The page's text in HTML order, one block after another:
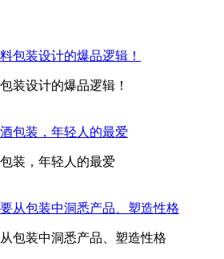
装设计的爆品逻辑！
装，年轻人的最爱
包装中洞悉产品、塑造性格